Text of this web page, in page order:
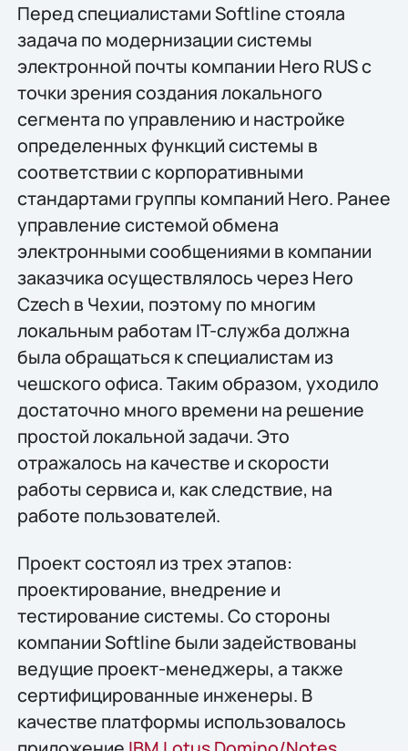
Перед специалистами Softline стояла
задача по модернизации системы
электронной почты компании Hero RUS с
точки зрения создания локального
сегмента по управлению и настройке
определенных функций системы в
соответствии с корпоративными
стандартами группы компаний Hero. Ранее
управление системой обмена
электронными сообщениями в компании
заказчика осуществлялось через Hero
Czech в Чехии, поэтому по многим
локальным работам IT-служба должна
была обращаться к специалистам из
чешского офиса. Таким образом, уходило
достаточно много времени на решение
простой локальной задачи. Это
отражалось на качестве и скорости
работы сервиса и, как следствие, на
работе пользователей.
Проект состоял из трех этапов:
проектирование, внедрение и
тестирование системы. Со стороны
компании Softline были задействованы
ведущие проект-менеджеры, а также
сертифицированные инженеры. В
качестве платформы использовалось